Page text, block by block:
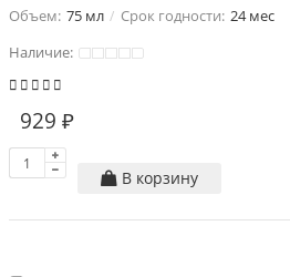
Объем: 75 мл Срок годности: 24 мес
Наличие:
929 ₽
В корзину